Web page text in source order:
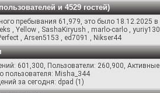
и 4529 гостей)
пребывания 61,979, это было 18.12.2025 в
, Yellow , SashaKiryush , marlo-carlo ,
, Arsen5153 , ed7091 , Nikser44
601,300, Пользователи: 260,900,
пользователя: Misha_344
за сегодня: dpad (1 )